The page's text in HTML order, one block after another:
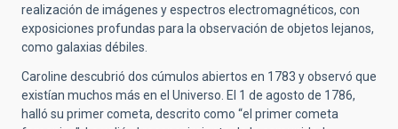
realización de imágenes y espectros electromagnéticos, con
exposiciones profundas para la observación de objetos lejanos,
como galaxias débiles.
Caroline descubrió dos cúmulos abiertos en 1783 y observó que
existían muchos más en el Universo. El 1 de agosto de 1786,
halló su primer cometa, descrito como “el primer cometa